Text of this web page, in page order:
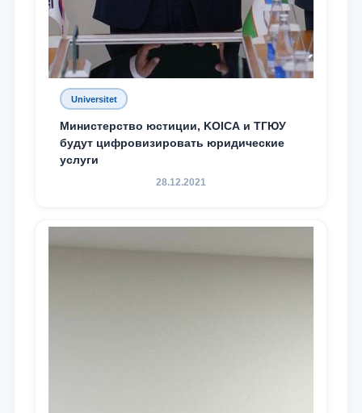
Universitet
Министерство юстиции, KOICA и ТГЮУ
будут цифровизировать юридические
услуги
28.12.2021